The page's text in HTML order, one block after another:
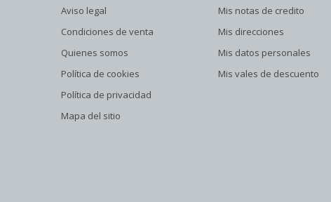
Aviso legal
Condiciones de venta
Quienes somos
Política de cookies
Política de privacidad
Mapa del sitio
Mis notas de credito
Mis direcciones
Mis datos personales
Mis vales de descuento